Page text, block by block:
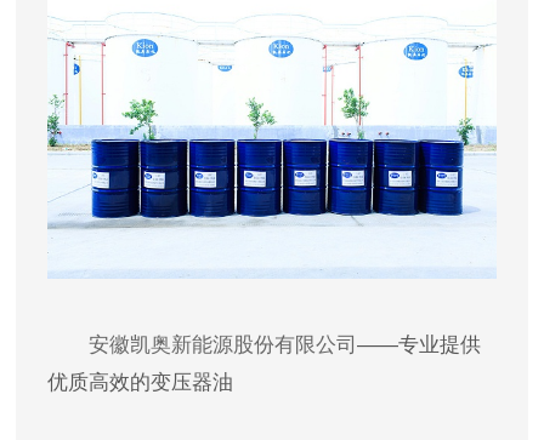
安徽凯奥新能源股份有限公司 ——专业提供
优质高效的变压器油